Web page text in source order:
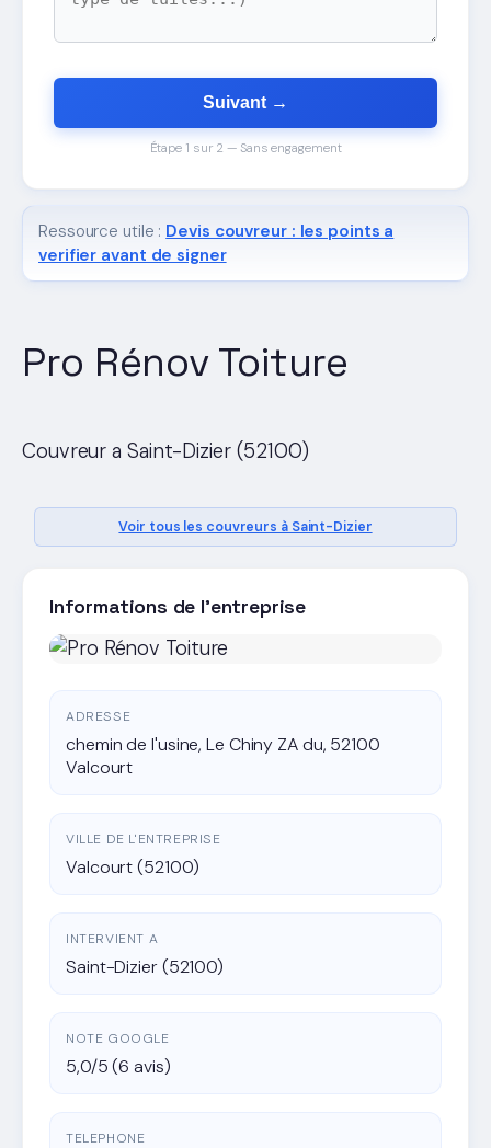
Pro Rénov Toiture
Couvreur a Saint-Dizier (52100)
Voir tous les couvreurs à Saint-Dizier
Informations de l'entreprise
ADRESSE
chemin de l'usine, Le Chiny ZA du, 52100
Valcourt
VILLE DE L'ENTREPRISE
Valcourt (52100)
INTERVIENT A
Saint-Dizier (52100)
NOTE GOOGLE
5,0/5 (6 avis)
TELEPHONE
Suivant →
Étape 1 sur 2 — Sans engagement
Ressource utile : Devis couvreur : les points a
verifier avant de signer